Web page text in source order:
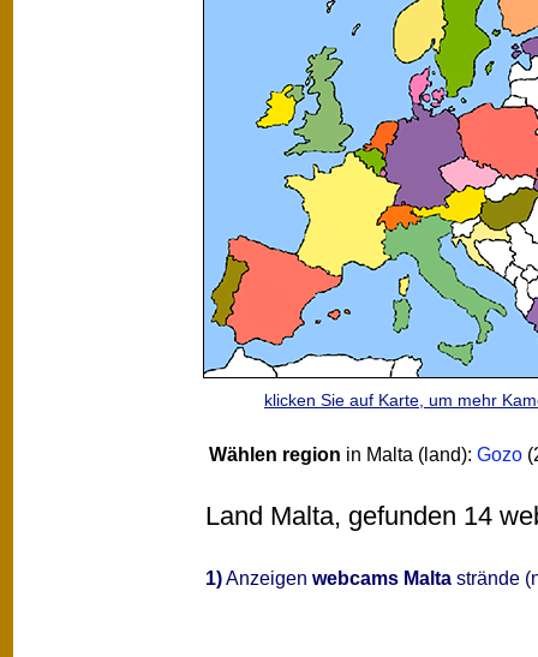
klicken Sie auf Karte, um mehr
Wählen region in Malta (land): Gozo
Land Malta, gefunden 14
1)Anzeigen webcams Malta strände